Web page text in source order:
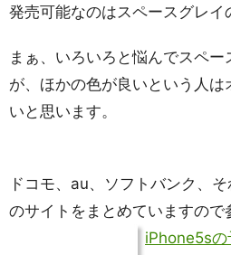
発売可能なのはスペースグレイ
まぁ、いろいろと悩んでスペ
が、ほかの色が良いという人は
いと思います。
ドコモ、au、ソフトバンク、
のサイトをまとめていますので
iPhone5s